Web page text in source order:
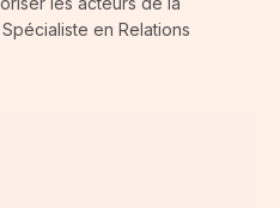
en Relations